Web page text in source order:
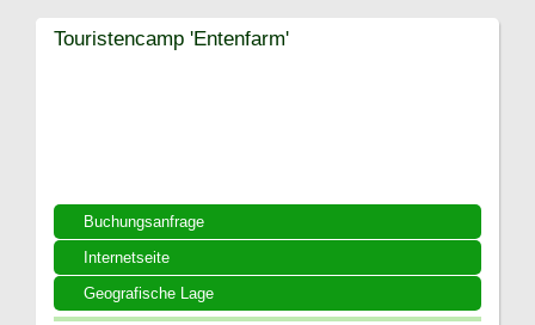
Buchungsanfrage
Internetseite
Geografische Lage
Touristencamp 'Entenfarm'